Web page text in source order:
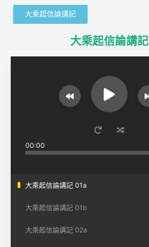
大乘起信論講記​
大乘起信論講記​
00:00
大乘起信論講記 01a
大乘起信論講記 01b
大乘起信論講記 02a